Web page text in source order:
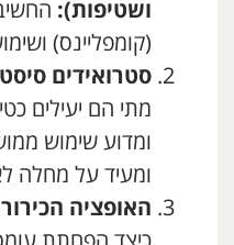
ושטיפות):
(קומפליינס)
סטרואידים
מתי הם יעילים
ומדוע שימוש
ומעיד על מחלה
האופציה